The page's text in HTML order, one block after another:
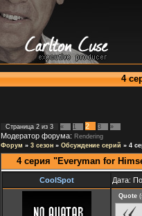
4
Страница 2 из 3 « 1 2 3 »
Модератор форума: Rendering
Форум » 3 сезон » Обсуждение серий » 4
4 серия "Everyman for
CoolSpot Дата:
Quote (